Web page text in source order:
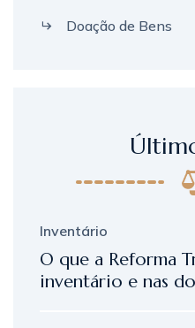
Doação de Bens
Inventário
O que a Reforma
inventário e nas